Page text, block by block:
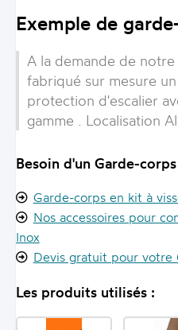
Exemple de
A la demande de
fabriqué sur mesure
protection d'escalier
gamme . Localisation
Besoin d'un Garde-
Garde-corps en kit à
Nos accessoires pour
Inox
Devis gratuit pour votre
Les produits utilisés :